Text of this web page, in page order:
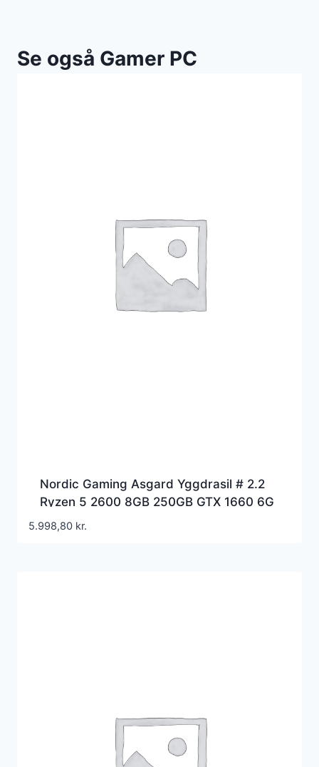
Se også Gamer PC
Nordic Gaming Asgard Yggdrasil # 2.2
Ryzen 5 2600 8GB 250GB GTX 1660 6G
5.998,80 kr.